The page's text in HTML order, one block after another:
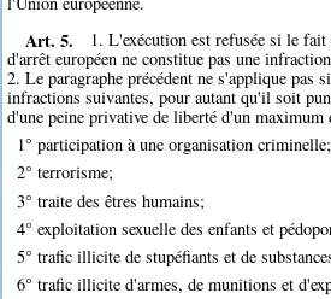
Art. 5.
1. L'exécution est refusée si le
d'arrêt européen ne constitue pas une
2. Le paragraphe précédent ne s'applique pas
infractions suivantes, pour autant qu'il soit
d'une peine privative de liberté d'un
1° participation à une organisation criminelle;
2° terrorisme;
3° traite des êtres humains;
4° exploitation sexuelle des enfants et
5° trafic illicite de stupéfiants et de
6° trafic illicite d'armes, de munitions et